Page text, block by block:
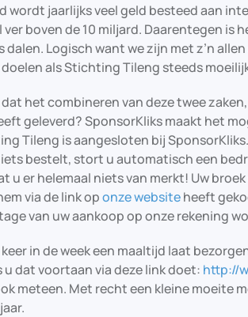
wordt jaarlijks veel geld besteed aan
ver boven de 10 miljard. Daarentegen
dalen. Logisch want we zijn met z’n
als Stichting Tileng steeds
het combineren van deze twee
geleverd? SponsorKliks maakt het
Tileng is aangesloten bij
bestelt, stort u automatisch een
u er helemaal niets van merkt! Uw
via de link oponze websiteheeft
van uw aankoop op onze rekening
in de week een maaltijd laat
u dat voortaan via deze link doet: http://
meteen. Met recht een kleine moeite